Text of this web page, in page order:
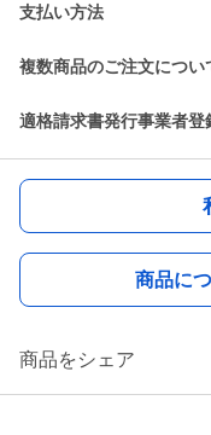
支払い方法
複数商品のご注文につい
適格請求書発行事業者登
商品に
商品をシェア